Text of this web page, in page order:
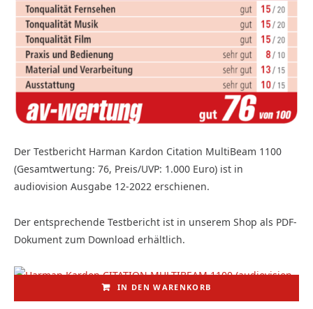
Der Testbericht Harman Kardon Citation MultiBeam 1100
(Gesamtwertung: 76, Preis/UVP: 1.000 Euro) ist in
audiovision Ausgabe 12-2022 erschienen.
Der entsprechende Testbericht ist in unserem Shop als PDF-
Dokument zum Download erhältlich.
IN DEN WARENKORB